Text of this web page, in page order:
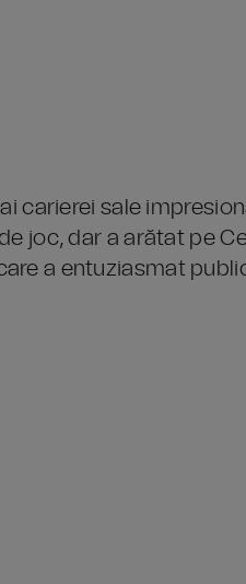
carierei sale
joc, dar a arătat pe
a entuziasmat